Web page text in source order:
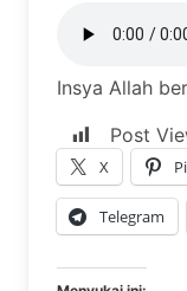
Insya Allah
Post
X
Telegram